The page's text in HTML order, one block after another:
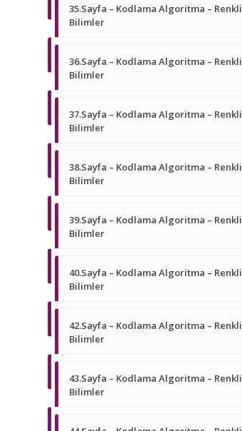
35.Sayfa – Kodlama Algoritma – Renkli
Bilimler
36.Sayfa – Kodlama Algoritma – Renkli
Bilimler
37.Sayfa – Kodlama Algoritma – Renkli
Bilimler
38.Sayfa – Kodlama Algoritma – Renkli
Bilimler
39.Sayfa – Kodlama Algoritma – Renkli
Bilimler
40.Sayfa – Kodlama Algoritma – Renkli
Bilimler
42.Sayfa – Kodlama Algoritma – Renkli
Bilimler
43.Sayfa – Kodlama Algoritma – Renkli
Bilimler